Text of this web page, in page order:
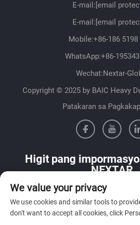
E-mail:[email
E-mail:[email
Mobile:+86-186 5198
WhatsApp:+86-
Wechat:Nextar-
Copyright © 2025 by BAIC Heavy
Patakaran sa
Higit pang
NEXTAR
Makipag-ugnayan sa aming sales
We value your privacy
We use cookies and similar tools to
don't want to accept all cookies, click